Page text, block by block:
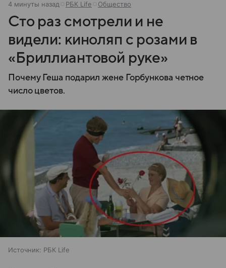
4 минуты назад РБК Life Общество
Сто раз смотрели и не
видели: киноляп с розами в
«Бриллиантовой руке»
Почему Геша подарил жене Горбункова четное
число цветов.
Источник: РБК Life